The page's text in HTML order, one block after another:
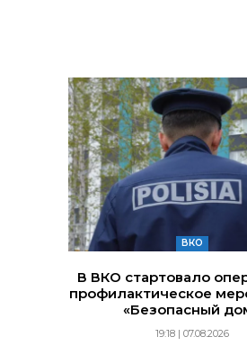
ВКО
В ВКО стартовало
профилактическое
«Безопасный
19:18 | 07.08.2026